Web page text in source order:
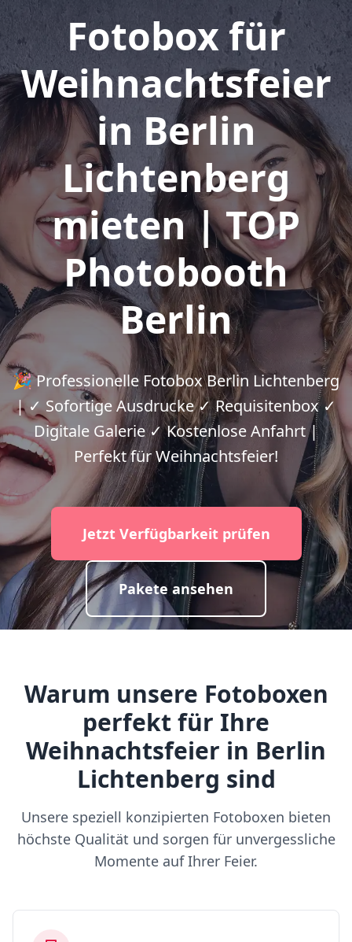
Fotobox für
Weihnachtsfeier
in Berlin
Lichtenberg
mieten | TOP
Photobooth
Berlin
🎉 Professionelle Fotobox Berlin Lichtenberg
| ✓ Sofortige Ausdrucke ✓ Requisitenbox ✓
Digitale Galerie ✓ Kostenlose Anfahrt |
Perfekt für Weihnachtsfeier!
Jetzt Verfügbarkeit prüfen
Pakete ansehen
Warum unsere Fotoboxen
perfekt für Ihre
Weihnachtsfeier in Berlin
Lichtenberg sind
Unsere speziell konzipierten Fotoboxen bieten
höchste Qualität und sorgen für unvergessliche
Momente auf Ihrer Feier.